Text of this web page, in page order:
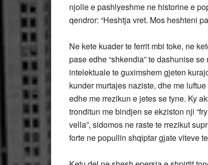
njolle e pashlyeshme ne historine e
qendror: “Heshtja vret. Mos heshteni
Ne kete kuader te ferrit mbi toke, ne
pase edhe “shkendia” te dashunise
intelektuale te guximshem gjeten
kunder murtajes naziste, dhe me
edhe me rrezikun e jetes se tyne. Ky
tronditun me bindjen se ekziston nji
vella”, sidomos ne raste te rrezikut
forte ne popullin shqiptar gjate viteve